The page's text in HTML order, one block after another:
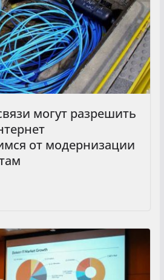
могут разрешить
от модернизации